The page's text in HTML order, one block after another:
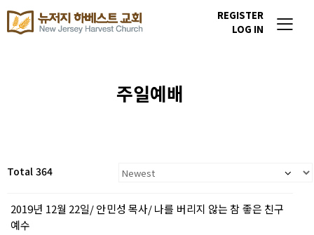
REGISTER
LOG IN
주일예배
Total 364
2019년 12월 22일/ 안민성 목사/ 나를 버리지 않는 참 좋은 친구
예수